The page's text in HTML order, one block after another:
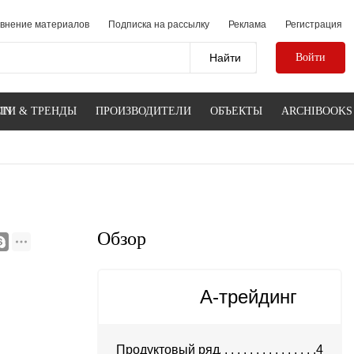
материалов Подписка на рассылку Реклама Регистрация
Войти
& ТРЕНДЫ ПРОИЗВОДИТЕЛИ ОБЪЕКТЫ ARCHIBOOKS
Обзор
А-трейдинг
Продуктовый ряд
4